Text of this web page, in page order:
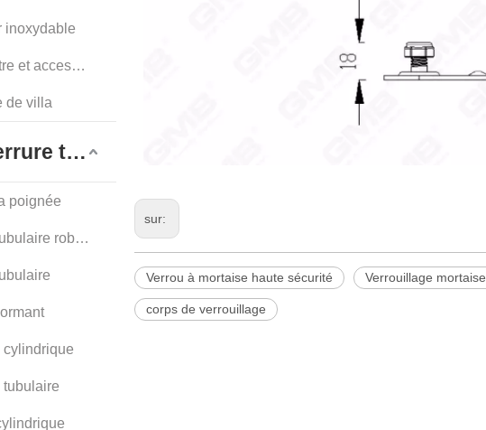
inoxydable
Poignée de fenêtre et accessoires
de villa
Bouton et serrure tubulaire
poignée
Serrure à levier tubulaire robuste
cylindrique
tubulaire
sur:
Verrou à mortaise haute sécurité Verrouillage mortaise
corps de verrouillage